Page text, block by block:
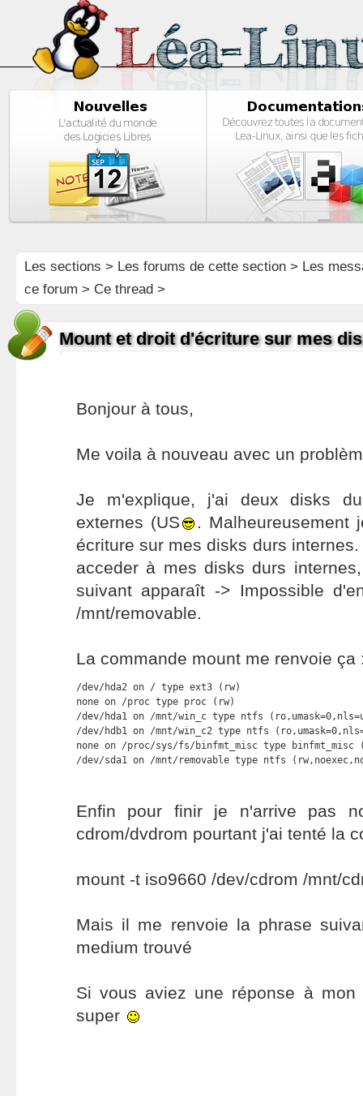
Les sections > Les forums de cette section> Les
ce forum > Ce thread >
Mount et droit d'écriture sur mes
Bonjour à tous,
Me voila à nouveau avec un
Je m'explique, j'ai deux disks
externes (US
. Malheureusement
écriture sur mes disks durs
acceder à mes disks durs
suivant apparaît -> Impossible
/mnt/removable.
La commande mount me renvoie ça
/dev/hda2 on / type ext3 (rw)
none on /proc type proc (rw)
/dev/hda1 on /mnt/win_c type ntfs
/dev/hdb1 on /mnt/win_c2 type ntfs
none on /proc/sys/fs/binfmt_misc type binfmt_misc
/dev/sda1 on /mnt/removable type ntfs
Enfin pour finir je n'arrive pas
cdrom/dvdrom pourtant j'ai tenté la
mount -t iso9660 /dev/cdrom /mnt/
Mais il me renvoie la phrase
medium trouvé
Si vous aviez une réponse à mon
super